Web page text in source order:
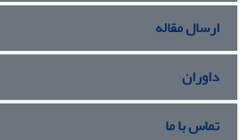
ارسال مقاله
داوران
تماس با ما